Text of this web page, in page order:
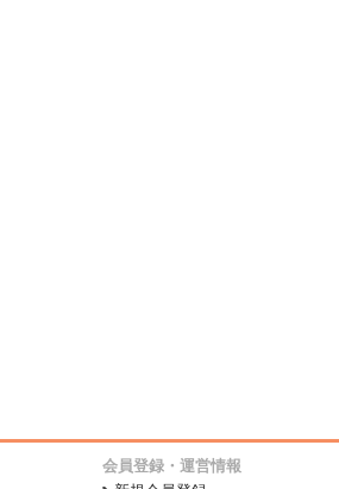
会員登録・運営情報